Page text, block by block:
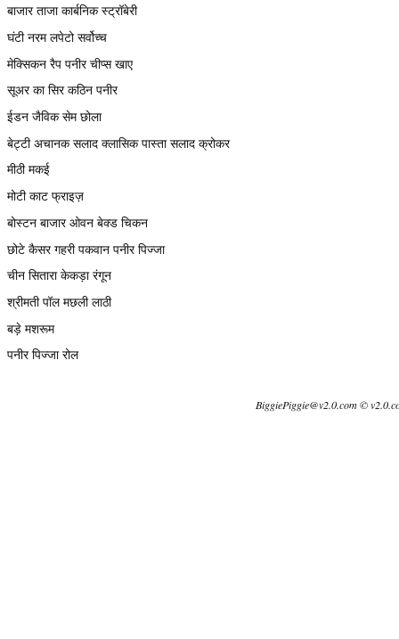
बाजार ताजा कार्बनिक स्ट्रॉबेरी
घंटी नरम लपेटो सर्वोच्च
मेक्सिकन रैप पनीर चीप्स खाए
सूअर का सिर कठिन पनीर
ईडन जैविक सेम छोला
बेट्टी अचानक सलाद क्लासिक पास्ता सलाद क्रोकर
मीठी मकई
मोटी काट फ्राइज़
बोस्टन बाजार ओवन बेक्ड चिकन
छोटे कैसर गहरी पकवान पनीर पिज्जा
चीन सितारा केकड़ा रंगून
श्रीमती पॉल मछली लाठी
बड़े मशरूम
पनीर पिज्जा रोल
BiggiePiggie@v2.0.com ©